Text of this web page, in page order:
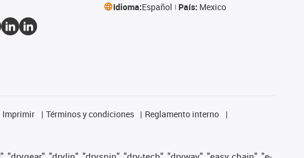
Idioma:Español País: Mexico
Imprimir Términos y condiciones
Reglamento interno